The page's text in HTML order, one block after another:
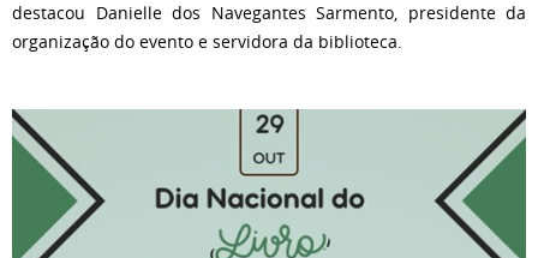
destacou Danielle dos Navegantes Sarmento, presidente da
organização do evento e servidora da biblioteca.